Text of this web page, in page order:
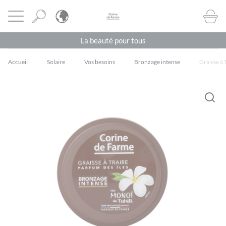
Ouvrir le menu CORINE DE FARME BE
La beauté pour tous
Accueil Solaire Vos besoins Bronzage intense Graisse à